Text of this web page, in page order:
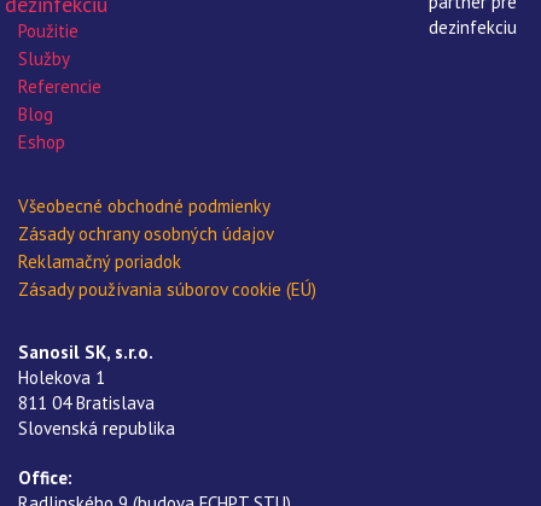
Použitie
Služby
Referencie
Blog
Eshop
Všeobecné obchodné podmienky
Zásady ochrany osobných údajov
Reklamačný poriadok
Zásady používania súborov cookie (EÚ)
Sanosil SK, s.r.o.
Holekova 1
811 04 Bratislava
Slovenská republika
Office: